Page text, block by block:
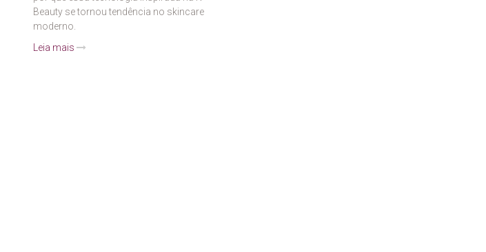
Beauty se tornou tendência no skincare
moderno.
Leia mais